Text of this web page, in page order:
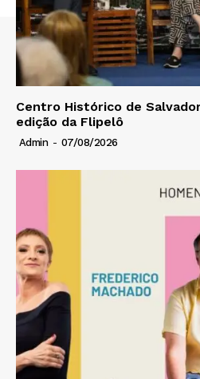
Centro Histórico de
edição da Flipelô
Admin - 07/08/2026